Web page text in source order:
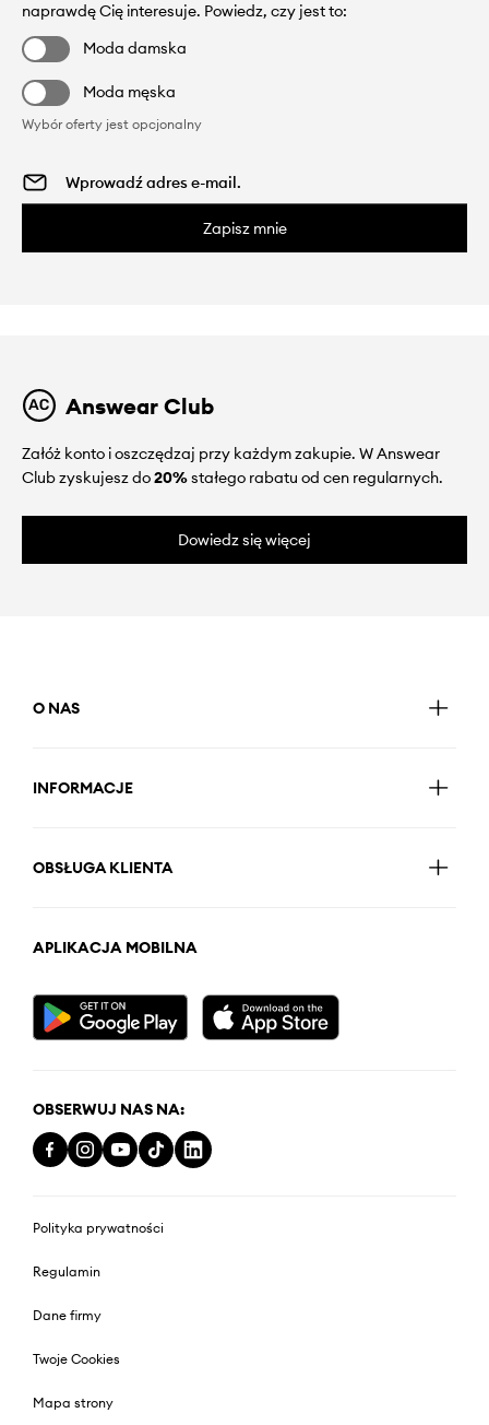
naprawdę Cię interesuje. Powiedz, czy jest to:
Moda damska
Moda męska
Wybór oferty jest opcjonalny
Zapisz mnie
Answear Club
Załóż konto i oszczędzaj przy każdym zakupie. W Answear
Club zyskujesz do20%stałego rabatu od cen regularnych.
Dowiedz się więcej
O NAS
INFORMACJE
OBSŁUGA KLIENTA
APLIKACJA MOBILNA
OBSERWUJ NAS NA:
Polityka prywatności
Regulamin
Dane firmy
Twoje Cookies
Mapa strony